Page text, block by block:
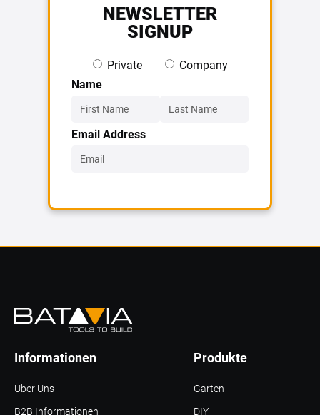
NEWSLETTER
SIGNUP
Private
Company
Name
Email Address
Produkte
Über Uns
Informationen
B2B Informationen
Garten
DIY